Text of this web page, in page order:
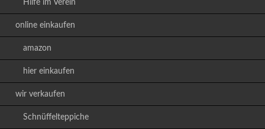
Hilfe im Verein
online einkaufen
amazon
hier einkaufen
wir verkaufen
Schnüffelteppiche